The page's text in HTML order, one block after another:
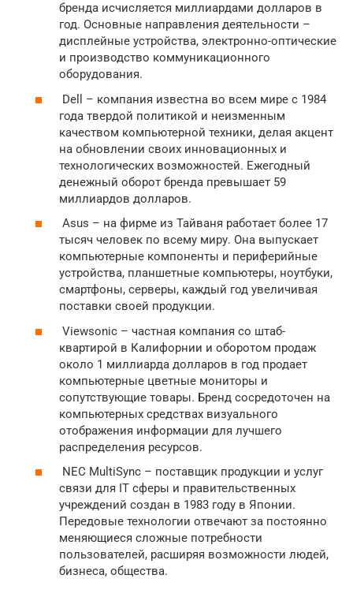
бренда исчисляется миллиардами долларов в
год. Основные направления деятельности –
дисплейные устройства, электронно-оптические
и производство коммуникационного
оборудования.
Dell – компания известна во всем мире с 1984
года твердой политикой и неизменным
качеством компьютерной техники, делая акцент
на обновлении своих инновационных и
технологических возможностей. Ежегодный
денежный оборот бренда превышает 59
миллиардов долларов.
Asus – на фирме из Тайваня работает более 17
тысяч человек по всему миру. Она выпускает
компьютерные компоненты и периферийные
устройства, планшетные компьютеры, ноутбуки,
смартфоны, серверы, каждый год увеличивая
поставки своей продукции.
Viewsonic – частная компания со штаб-
квартирой в Калифорнии и оборотом продаж
около 1 миллиарда долларов в год продает
компьютерные цветные мониторы и
сопутствующие товары. Бренд сосредоточен на
компьютерных средствах визуального
отображения информации для лучшего
распределения ресурсов.
NEC MultiSync – поставщик продукции и услуг
связи для IT сферы и правительственных
учреждений создан в 1983 году в Японии.
Передовые технологии отвечают за постоянно
меняющиеся сложные потребности
пользователей, расширяя возможности людей,
бизнеса, общества.